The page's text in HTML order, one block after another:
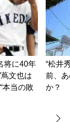
将に40年
文也は
本当の敗
“松井
前、
か？